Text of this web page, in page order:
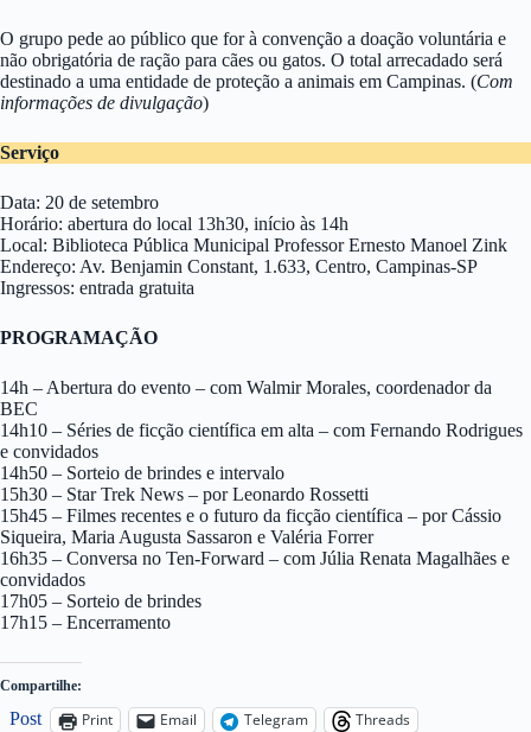
O grupo pede ao público que for à convenção a doação voluntária e
não obrigatória de ração para cães ou gatos. O total arrecadado será
destinado a uma entidade de proteção a animais em Campinas. (Com
informações de divulgação)
Serviço
Data: 20 de setembro
Horário: abertura do local 13h30, início às 14h
Local: Biblioteca Pública Municipal Professor Ernesto Manoel Zink
Endereço: Av. Benjamin Constant, 1.633, Centro, Campinas-SP
Ingressos: entrada gratuita
PROGRAMAÇÃO
14h – Abertura do evento – com Walmir Morales, coordenador da
BEC
14h10 – Séries de ficção científica em alta – com Fernando Rodrigues
e convidados
14h50 – Sorteio de brindes e intervalo
15h30 – Star Trek News – por Leonardo Rossetti
15h45 – Filmes recentes e o futuro da ficção científica – por Cássio
Siqueira, Maria Augusta Sassaron e Valéria Forrer
16h35 – Conversa no Ten-Forward – com Júlia Renata Magalhães e
convidados
17h05 – Sorteio de brindes
17h15 – Encerramento
Compartilhe:
Post Print Email Telegram
Threads